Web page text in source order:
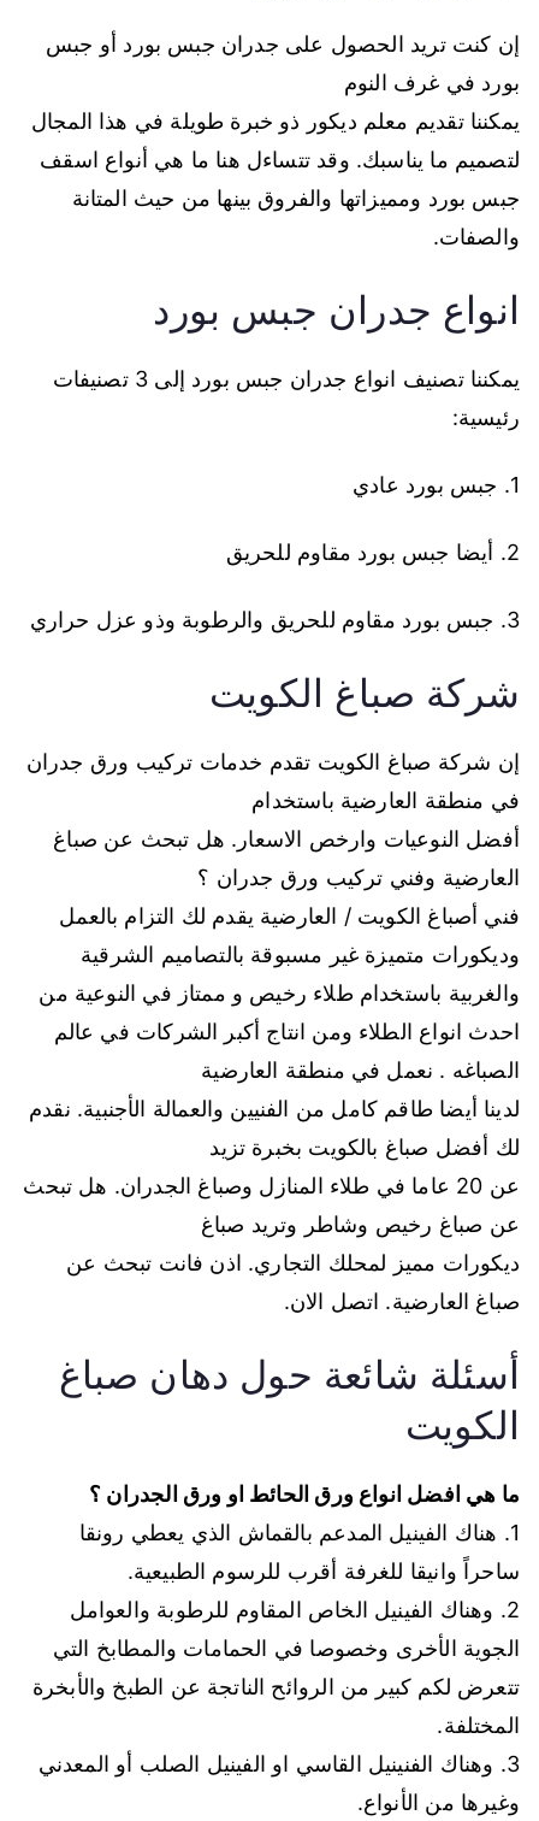
إن كنت تريد الحصول على جدران جبس بورد أو جبس
بورد في غرف النوم
يمكننا تقديم معلم ديكور ذو خبرة طويلة في هذا المجال
لتصميم ما يناسبك. وقد تتساءل هنا ما هي أنواع اسقف
جبس بورد ومميزاتها والفروق بينها من حيث المتانة
والصفات.
انواع جدران جبس بورد
يمكننا تصنيف انواع جدران جبس بورد إلى 3 تصنيفات
رئيسية:
1. جبس بورد عادي
2. أيضا جبس بورد مقاوم للحريق
3. جبس بورد مقاوم للحريق والرطوبة وذو عزل حراري
شركة صباغ الكويت
إن شركة صباغ الكويت تقدم خدمات تركيب ورق جدران
في منطقة العارضية باستخدام
أفضل النوعيات وارخص الاسعار. هل تبحث عن صباغ
العارضية وفني تركيب ورق جدران ؟
فني أصباغ الكويت / العارضية يقدم لك التزام بالعمل
وديكورات متميزة غير مسبوقة بالتصاميم الشرقية
والغربية باستخدام طلاء رخيص و ممتاز في النوعية من
احدث انواع الطلاء ومن انتاج أكبر الشركات في عالم
الصباغه . نعمل في منطقة العارضية
لدينا أيضا طاقم كامل من الفنيين والعمالة الأجنبية. نقدم
لك أفضل صباغ بالكويت بخبرة تزيد
عن 20 عاما في طلاء المنازل وصباغ الجدران. هل تبحث
عن صباغ رخيص وشاطر وتريد صباغ
ديكورات مميز لمحلك التجاري. اذن فانت تبحث عن
صباغ العارضية. اتصل الان.
أسئلة شائعة حول دهان صباغ
الكويت
ما هي افضل انواع ورق الحائط او ورق الجدران ؟
1. هناك الفينيل المدعم بالقماش الذي يعطي رونقا
ساحراً وانيقا للغرفة أقرب للرسوم الطبيعية.
2. وهناك الفينيل الخاص المقاوم للرطوبة والعوامل
الجوية الأخرى وخصوصا في الحمامات والمطابخ التي
تتعرض لكم كبير من الروائح الناتجة عن الطبخ والأبخرة
المختلفة.
3. وهناك الفنينيل القاسي او الفينيل الصلب أو المعدني
وغيرها من الأنواع.